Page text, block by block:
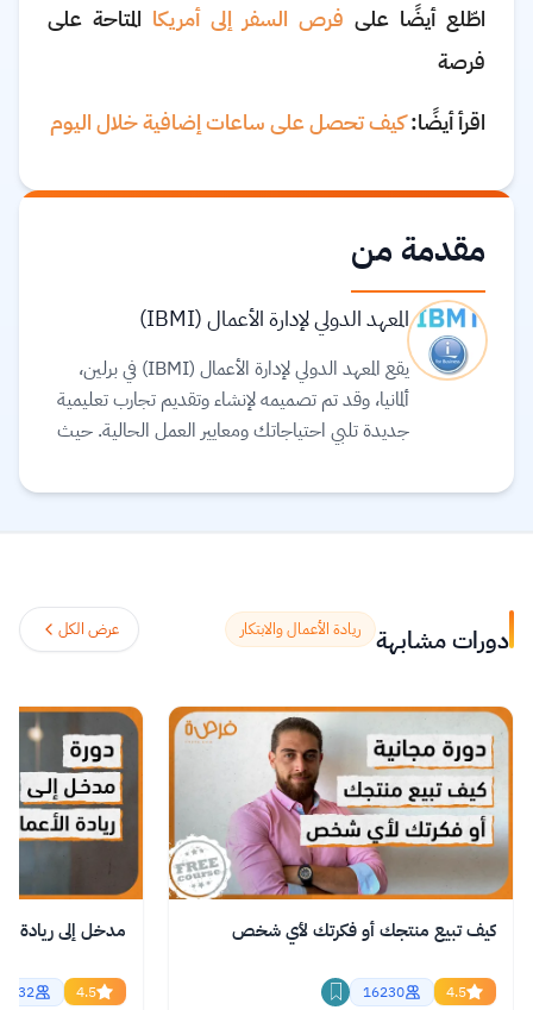
اطّلع أيضًا على فرص السفر إلى أمريكا المتاحة على
فرصة
اقرأ أيضًا:كيف تحصل على ساعات إضافية خلال اليوم
مقدمة من
المعهد الدولي لإدارة الأعمال (IBMI)
يقع المعهد الدولي لإدارة الأعمال (IBMI) في برلين،
ألمانيا، وقد تم تصميمه لإنشاء وتقديم تجارب تعليمية
جديدة تلبي احتياجاتك ومعايير العمل الحالية. حيث
مجالات الأعمال والإدارة والحوكمة والاقتصاد.اقرأ
دورات مشابهة ريادة الأعمال والابتكار عرض الكل
كيف تبيع منتجك أو فكرتك لأي شخص
4.5
16230
مدخل إلى ريادة
4.5
9632